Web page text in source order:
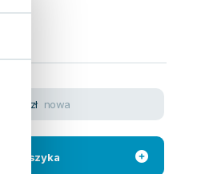
Stanisław Baliński,Jan Barszczewski
zł nowa
Do koszyka